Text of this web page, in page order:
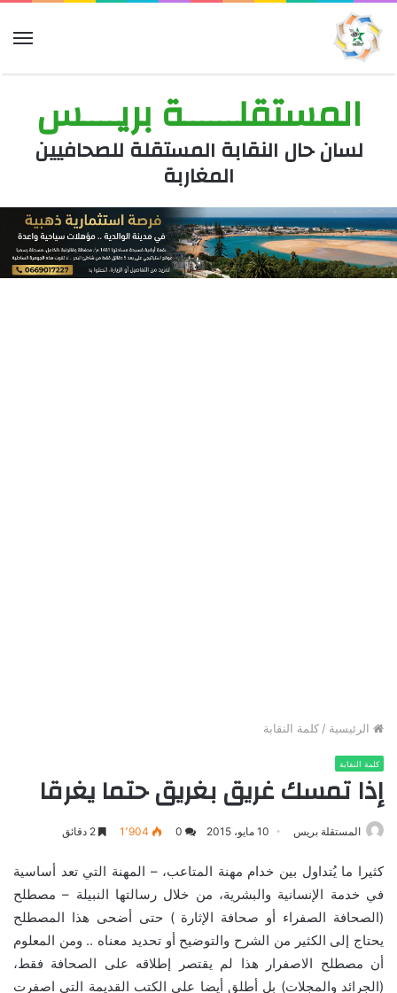
المستقلــــــة بريــــس
لسان حال النقابة المستقلة للصحافيين
المغاربة
الرئيسية / كلمة النقابة
كلمة النقابة
إذا تمسك غريق بغريق حتما يغرقا
المستقلة بريس 10 مايو، 2015 0 1٬904
كثيرا ما يُتداول بين خدام مهنة المتاعب، – المهنة التي تعد أساسية
في خدمة الإنسانية والبشرية، من خلال رسالتها النبيلة – مصطلح
(الصحافة الصفراء أو صحافة الإثارة ) حتى أضحى هذا المصطلح
يحتاج إلى الكثير من الشرح والتوضيح أو تحديد معناه .. ومن المعلوم
أن مصطلح الاصفرار هذا لم يقتصر إطلاقه على الصحافة فقط،
(الجرائد والمجلات) بل أطلق أيضا على الكتب القديمة التي اصفرت